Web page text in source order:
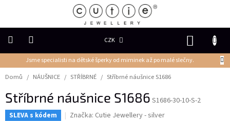
Jsme specialisti na dětské šperky od miminek až po malé slečny.
CZK
DĚTSKÉ
ŠPERKY
PRSTENY
Domů / NÁUŠNICE / STŘÍBRNÉ / Stříbrné náušnice S1686
Stříbrné náušnice S1686 S1686-30-10-S-2
SLEVA s kódem Značka: Cutie Jewellery - silver